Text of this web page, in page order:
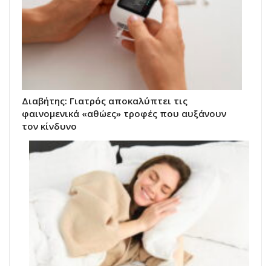
Διαβήτης: Γιατρός αποκαλύπτει τις
φαινομενικά «αθώες» τροφές που αυξάνουν
τον κίνδυνο